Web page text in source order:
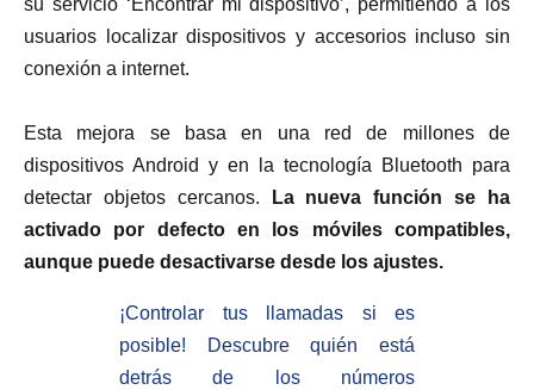
su servicio ‘Encontrar mi dispositivo’, permitiendo a los
usuarios localizar dispositivos y accesorios incluso sin
conexión a internet.
Esta mejora se basa en una red de millones de
dispositivos Android y en la tecnología Bluetooth para
detectar objetos cercanos.
La nueva función se ha
activado por defecto en los móviles compatibles,
aunque puede desactivarse desde los ajustes.
¡Controlar tus llamadas si es
posible! Descubre quién está
detrás de los números